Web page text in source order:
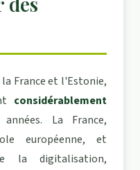
France et l'Estonie,
considérablement
La France,
européenne, et
la digitalisation,